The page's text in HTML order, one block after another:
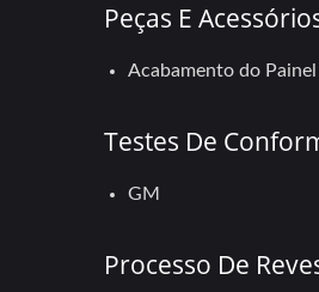
Peças E
Acabamento do
Testes De
GM
Processo De
Tampas De